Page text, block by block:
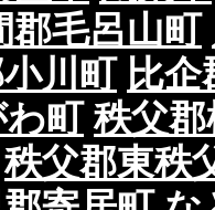
郡毛呂山町
川町 比
わ町 秩父
秩父郡東秩